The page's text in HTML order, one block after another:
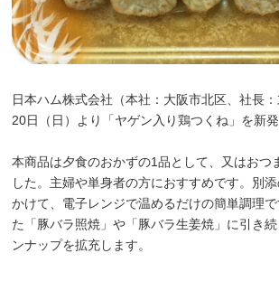
日本ハム株式会社（本社：大阪市北区、社長
20日（日）より「ヤゲン入り鶏つくね」を新発
本商品は夕食のおかずの1品として、又はおつ
した。主婦や単身者の方におすすめです。別
かけて、電子レンジで温めるだけの簡単調理
た「豚バラ照焼」や「豚バラ生姜焼」に引き
ンナップを拡充します。